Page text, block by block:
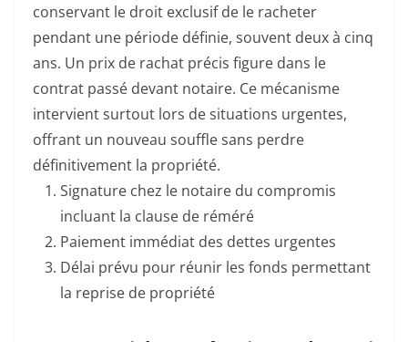
conservant le droit exclusif de le racheter
pendant une période définie, souvent deux à cinq
ans. Un prix de rachat précis figure dans le
contrat passé devant notaire. Ce mécanisme
intervient surtout lors de situations urgentes,
offrant un nouveau souffle sans perdre
définitivement la propriété.
Signature chez le notaire du compromis
incluant la clause de réméré
Paiement immédiat des dettes urgentes
Délai prévu pour réunir les fonds permettant
la reprise de propriété